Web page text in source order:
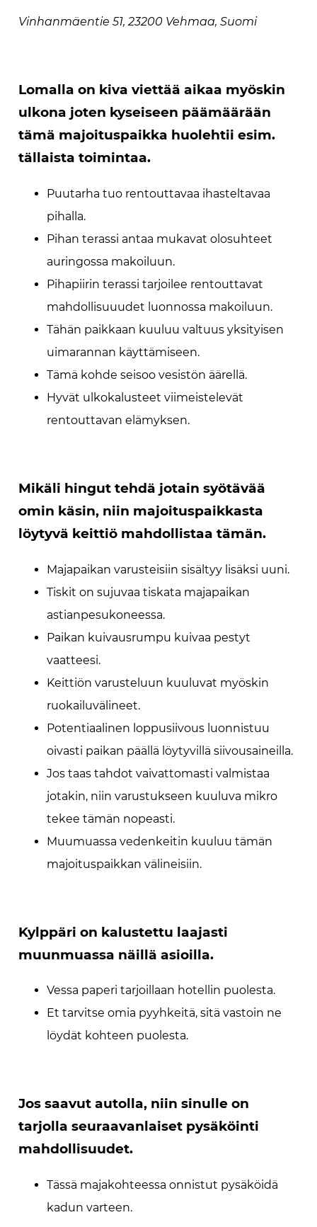
Vinhanmäentie 51, 23200 Vehmaa, Suomi
Lomalla on kiva viettää aikaa myöskin
ulkona joten kyseiseen päämäärään
tämä majoituspaikka huolehtii esim.
tällaista toimintaa.
Puutarha tuo rentouttavaa ihasteltavaa
pihalla.
Pihan terassi antaa mukavat olosuhteet
auringossa makoiluun.
Pihapiirin terassi tarjoilee rentouttavat
mahdollisuuudet luonnossa makoiluun.
Tähän paikkaan kuuluu valtuus yksityisen
uimarannan käyttämiseen.
Tämä kohde seisoo vesistön äärellä.
Hyvät ulkokalusteet viimeistelevät
rentouttavan elämyksen.
Mikäli hingut tehdä jotain syötävää
omin käsin, niin majoituspaikkasta
löytyvä keittiö mahdollistaa tämän.
Majapaikan varusteisiin sisältyy lisäksi uuni.
Tiskit on sujuvaa tiskata majapaikan
astianpesukoneessa.
Paikan kuivausrumpu kuivaa pestyt
vaatteesi.
Keittiön varusteluun kuuluvat myöskin
ruokailuvälineet.
Potentiaalinen loppusiivous luonnistuu
oivasti paikan päällä löytyvillä siivousaineilla.
Jos taas tahdot vaivattomasti valmistaa
jotakin, niin varustukseen kuuluva mikro
tekee tämän nopeasti.
Muumuassa vedenkeitin kuuluu tämän
majoituspaikkan välineisiin.
Kylppäri on kalustettu laajasti
muunmuassa näillä asioilla.
Vessa paperi tarjoillaan hotellin puolesta.
Et tarvitse omia pyyhkeitä, sitä vastoin ne
löydät kohteen puolesta.
Jos saavut autolla, niin sinulle on
tarjolla seuraavanlaiset pysäköinti
mahdollisuudet.
Tässä majakohteessa onnistut pysäköidä
kadun varteen.